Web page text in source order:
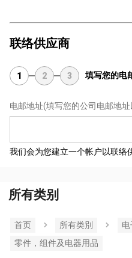
联络供应商
1 2 3 填写您的电
电邮地址(填写您的公司电邮地
我们会为您建立一个帐户以联络
所有类别
首页 所有类別
零件，组件及电器用品